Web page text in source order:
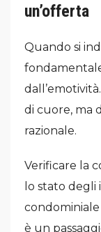
un’offerta
Quando si
di cuore, ma
razionale.
Verificare la
lo stato degli
è un